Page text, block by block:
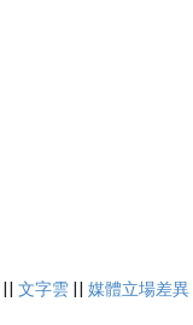
|| 文字雲 || 媒體立場差異